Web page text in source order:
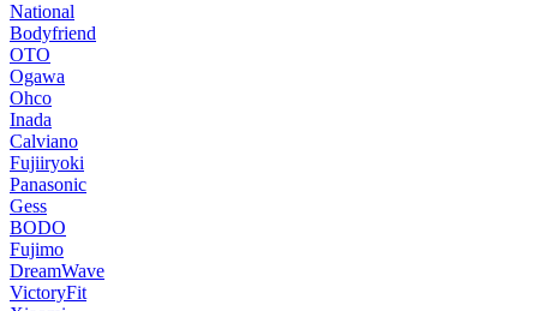
National
Bodyfriend
OTO
Ogawa
Ohco
Inada
Calviano
Fujiiryoki
Panasonic
Gess
BODO
Fujimo
DreamWave
VictoryFit